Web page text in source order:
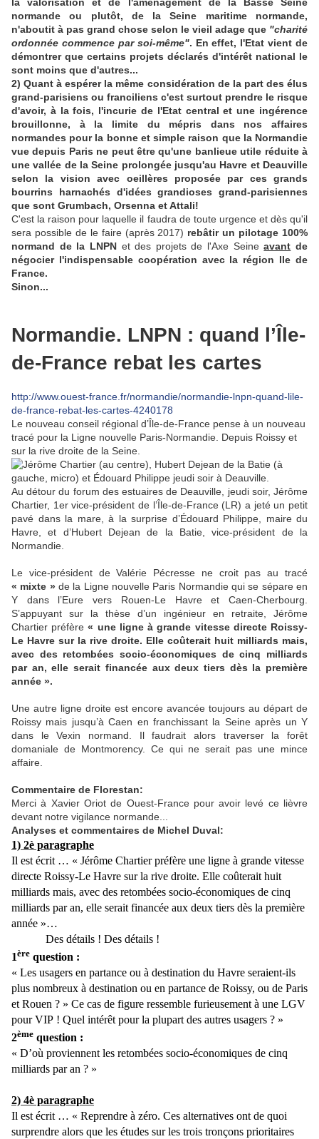
normande ou plutôt, de la Seine maritime normande,
n'aboutit à pas grand chose selon le vieil adage que "charité
ordonnée commence par soi-même". En effet, l'Etat vient de
démontrer que certains projets déclarés d'intérêt national le
sont moins que d'autres...
2) Quant à espérer la même considération de la part des élus
grand-parisiens ou franciliens c'est surtout prendre le risque
d'avoir, à la fois, l'incurie de l'Etat central et une ingérence
brouillonne, à la limite du mépris dans nos affaires
normandes pour la bonne et simple raison que la Normandie
vue depuis Paris ne peut être qu'une banlieue utile réduite à
une vallée de la Seine prolongée jusqu'au Havre et Deauville
selon la vision avec oeillères proposée par ces grands
bourrins harnachés d'idées grandioses grand-parisiennes
que sont Grumbach, Orsenna et Attali!
C'est la raison pour laquelle il faudra de toute urgence et dès qu'il
sera possible de le faire (après 2017) rebâtir un pilotage 100%
normand de la LNPNet des projets de l'Axe Seineavant de
négocier l'indispensable coopération avec la région Ile de
France.
Sinon...
Normandie. LNPN : quand l’Île-
de-France rebat les cartes
http://www.ouest-france.fr/normandie/normandie-lnpn-quand-lile-
de-france-rebat-les-cartes-4240178
Le nouveau conseil régional d’Île-de-France pense à un nouveau
tracé pour la Ligne nouvelle Paris-Normandie. Depuis Roissy et
sur la rive droite de la Seine.
Au détour du forum des estuaires de Deauville, jeudi soir, Jérôme
Chartier, 1er vice-président de l’Île-de-France (LR) a jeté un petit
pavé dans la mare, à la surprise d’Édouard Philippe, maire du
Havre, et d’Hubert Dejean de la Batie, vice-président de la
Normandie.
Le vice-président de Valérie Pécresse ne croit pas au tracé
« mixte »de la Ligne nouvelle Paris Normandie qui se sépare en
Y dans l’Eure vers Rouen-Le Havre et Caen-Cherbourg.
S’appuyant sur la thèse d’un ingénieur en retraite, Jérôme
Chartier préfère« une ligne à grande vitesse directe Roissy-
Le Havre sur la rive droite. Elle coûterait huit milliards mais,
avec des retombées socio-économiques de cinq milliards
par an, elle serait financée aux deux tiers dès la première
année ».
Une autre ligne droite est encore avancée toujours au départ de
Roissy mais jusqu’à Caen en franchissant la Seine après un Y
dans le Vexin normand. Il faudrait alors traverser la forêt
domaniale de Montmorency. Ce qui ne serait pas une mince
affaire.
Commentaire de Florestan:
Merci à Xavier Oriot de Ouest-France pour avoir levé ce lièvre
devant notre vigilance normande...
Analyses et commentaires de Michel Duval:
1) 2è paragraphe
Il est écrit … « Jérôme Chartier préfère une ligne à grande vitesse
directe Roissy-Le Havre sur la rive droite. Elle coûterait huit
milliards mais, avec des retombées socio-économiques de cinq
milliards par an, elle serait financée aux deux tiers dès la première
année »…
Des détails ! Des détails !
1ère question :
« Les usagers en partance ou à destination du Havre seraient-ils
plus nombreux à destination ou en partance de Roissy, ou de Paris
et Rouen ? » Ce cas de figure ressemble furieusement à une LGV
pour VIP ! Quel intérêt pour la plupart des autres usagers ? »
2ème question :
« D’où proviennent les retombées socio-économiques de cinq
milliards par an ? »
2) 4è paragraphe
Il est écrit … « Reprendre à zéro. Ces alternatives ont de quoi
surprendre alors que les études sur les trois tronçons prioritaires